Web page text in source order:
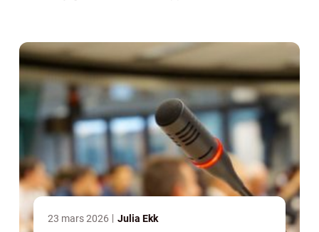
möjligheterna med att ...
23 mars 2026 Julia Ekk